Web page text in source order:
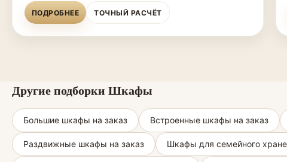
ПОДРОБНЕЕ ТОЧНЫЙ РАСЧЁТ
Другие подборки Шкафы
Большие шкафы на заказ Встроенные шкафы на заказ
Раздвижные шкафы на заказ Шкафы для семейного